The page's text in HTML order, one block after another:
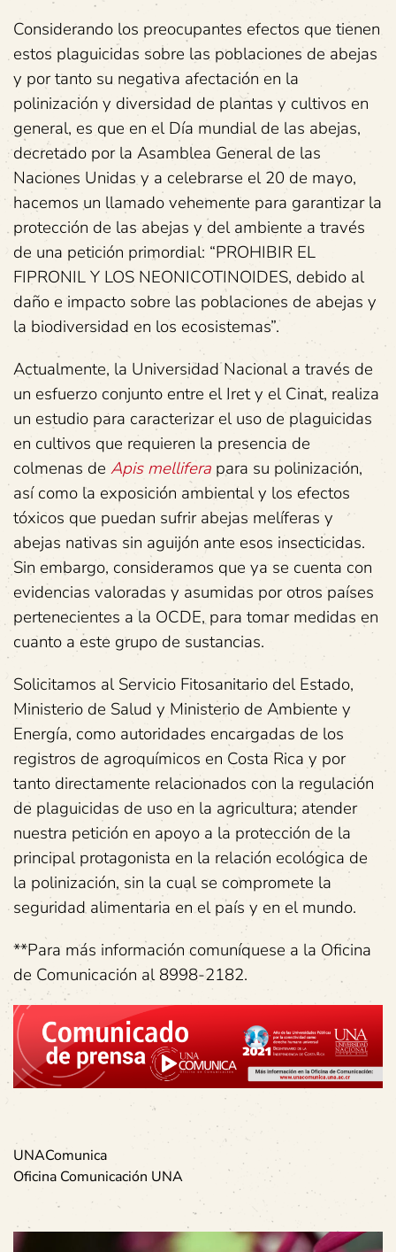
Considerando los preocupantes efectos que tienen
estos plaguicidas sobre las poblaciones de abejas
y por tanto su negativa afectación en la
polinización y diversidad de plantas y cultivos en
general, es que en el Día mundial de las abejas,
decretado por la Asamblea General de las
Naciones Unidas y a celebrarse el 20 de mayo,
hacemos un llamado vehemente para garantizar la
protección de las abejas y del ambiente a través
de una petición primordial: “PROHIBIR EL
FIPRONIL Y LOS NEONICOTINOIDES, debido al
daño e impacto sobre las poblaciones de abejas y
la biodiversidad en los ecosistemas”.
Actualmente, la Universidad Nacional a través de
un esfuerzo conjunto entre el Iret y el Cinat, realiza
un estudio para caracterizar el uso de plaguicidas
en cultivos que requieren la presencia de
colmenas de Apis mellifera para su polinización,
así como la exposición ambiental y los efectos
tóxicos que puedan sufrir abejas melíferas y
abejas nativas sin aguijón ante esos insecticidas.
Sin embargo, consideramos que ya se cuenta con
evidencias valoradas y asumidas por otros países
pertenecientes a la OCDE, para tomar medidas en
cuanto a este grupo de sustancias.
Solicitamos al Servicio Fitosanitario del Estado,
Ministerio de Salud y Ministerio de Ambiente y
Energía, como autoridades encargadas de los
registros de agroquímicos en Costa Rica y por
tanto directamente relacionados con la regulación
de plaguicidas de uso en la agricultura; atender
nuestra petición en apoyo a la protección de la
principal protagonista en la relación ecológica de
la polinización, sin la cual se compromete la
seguridad alimentaria en el país y en el mundo.
**Para más información comuníquese a la Oficina
de Comunicación al 8998-2182.
UNAComunica
Oficina Comunicación UNA